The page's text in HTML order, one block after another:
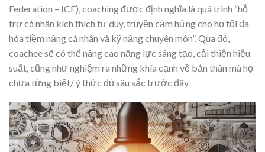
Federation – ICF), coaching được định nghĩa là quá trình “hỗ
trợ cá nhân kích thích tư duy, truyền cảm hứng cho họ tối đa
hóa tiềm năng cá nhân và kỹ năng chuyên môn”. Qua đó,
coachee sẽ có thể nâng cao năng lực sáng tạo, cải thiện hiệu
suất, cũng như nghiệm ra những khía cạnh về bản thân mà họ
chưa từng biết/ ý thức đủ sâu sắc trước đây.